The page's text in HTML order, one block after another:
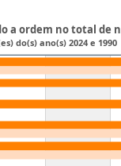
a ordem no total de
do(s) ano(s) 2024 e 1990